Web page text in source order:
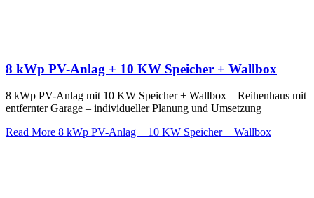
8 kWp PV-Anlag + 10 KW Speicher + Wallbox
8 kWp PV-Anlag mit 10 KW Speicher + Wallbox – Reihenhaus mit
entfernter Garage – individueller Planung und Umsetzung
Read More 8 kWp PV-Anlag + 10 KW Speicher + Wallbox